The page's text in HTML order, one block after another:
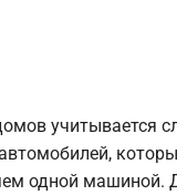
учитывается
одной машиной.